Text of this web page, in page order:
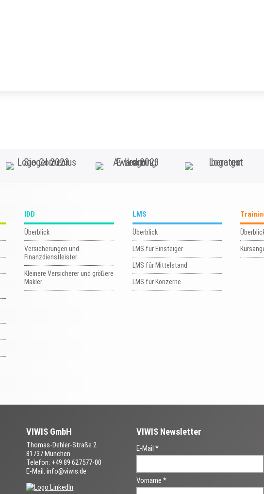
IDD
Überblick
Versicherungen und
Finanzdienstleister
Kleinere Versicherer und größere
Makler
LMS
Überblick
LMS für Einsteiger
LMS für Mittelstand
LMS für Konzerne
VIWIS GmbH
Thomas-Dehler-Straße 2
81737 München
Telefon: +49 89 627577-00
E-Mail: info@viwis.de
VIWIS Newsletter
E-Mail *
Vorname *